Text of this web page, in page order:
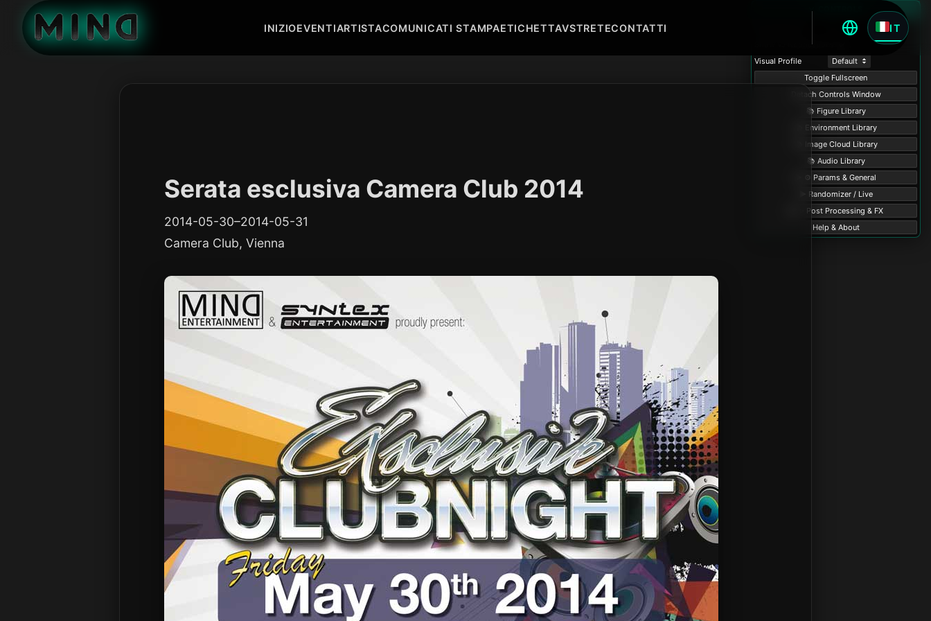
INIZIOEVENTIARTISTACOMUNICATI STAMPAETICHETTAVSTRETECONTATTI IT
Serata esclusiva Camera Club 2014
2014-05-30–2014-05-31
Camera Club, Vienna